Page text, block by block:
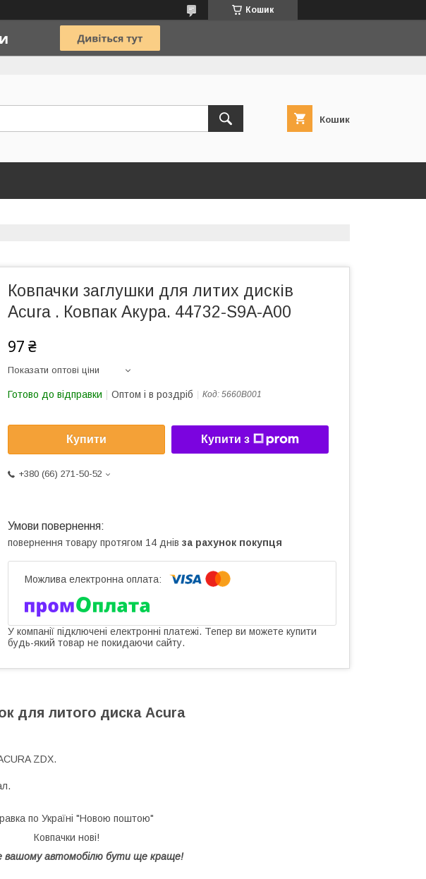
Кошик
Кошик
Ковпачки заглушки для литих дисків
Acura . Ковпак Акура. 44732-S9A-A00
97 ₴
Показати оптові ціни
Готово до відправки Оптом і в роздріб Код: 5660В001
Купити Купити з
+380 (66) 271-50-52
повернення товару протягом 14 днів за рахунок покупця
У компанії підключені електронні платежі. Тепер ви можете купити
будь-який товар не покидаючи сайту.
для литого диска Acura
ZDX.
по Україні "Новою поштою"
Ковпачки нові!
вашому автомобілю бути ще краще!